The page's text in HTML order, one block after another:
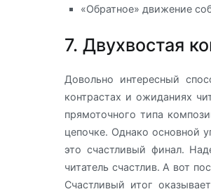
«Обратное» движение
7. Двухвостая
Довольно интересный
контрастах и ожиданиях
прямоточного типа
цепочке. Однако основной
это счастливый финал.
читатель счастлив. А вот
Счастливый итог